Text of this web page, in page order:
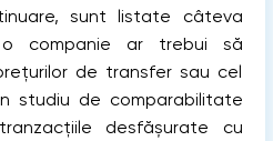
sunt listate câteva
companie ar trebui să
de transfer sau cel
studiu de comparabilitate
desfășurate cu